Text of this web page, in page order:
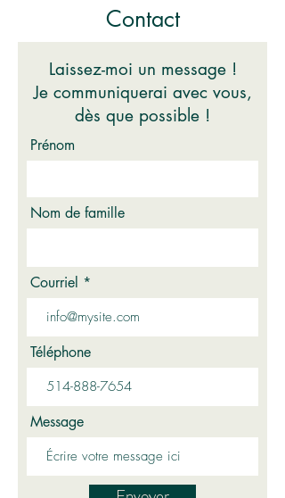
Contact
Laissez-moi un message !
Je communiquerai avec vous,
dès que possible !
Prénom
Nom de famille
Courriel
Téléphone
Message